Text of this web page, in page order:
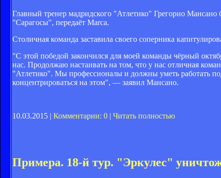
Главный тренер мадридского "Атлетико" Грегорио
"Сарагосы", передаёт Marca.
Столичная команда заставила своего соперника
"С этой победой закончился для моей команды чёрный
нас. Продолжаю настаивать на том, что у нас отличная
"Атлетико". Мы профессионалы и должны уметь работать
концентрироваться на этом", — заявил Мансано.
10.03.2015 | Комментарии: 0 | Читать полностью
Примера. 18-й тур. "Эркулес"